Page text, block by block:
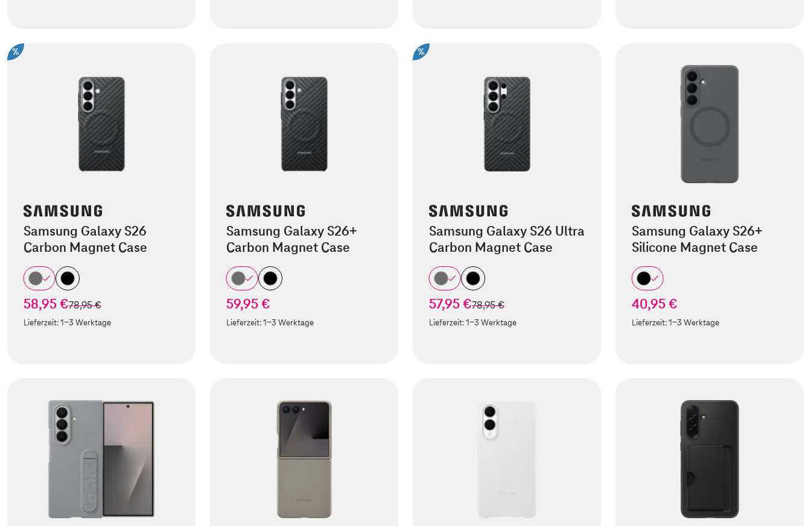
%
Samsung Galaxy S26
Carbon Magnet Case
58,95 €statt
78,95 €
Lieferzeit:1-3 Werktage
Samsung Galaxy S26+
Carbon Magnet Case
59,95 €
Lieferzeit:1-3 Werktage
%
Samsung Galaxy S26 Ultra
Carbon Magnet Case
57,95 €statt
78,95 €
Lieferzeit:1-3 Werktage
Samsung Galaxy S26+
Silicone Magnet Case
40,95 €
Lieferzeit:1-3 Werktage